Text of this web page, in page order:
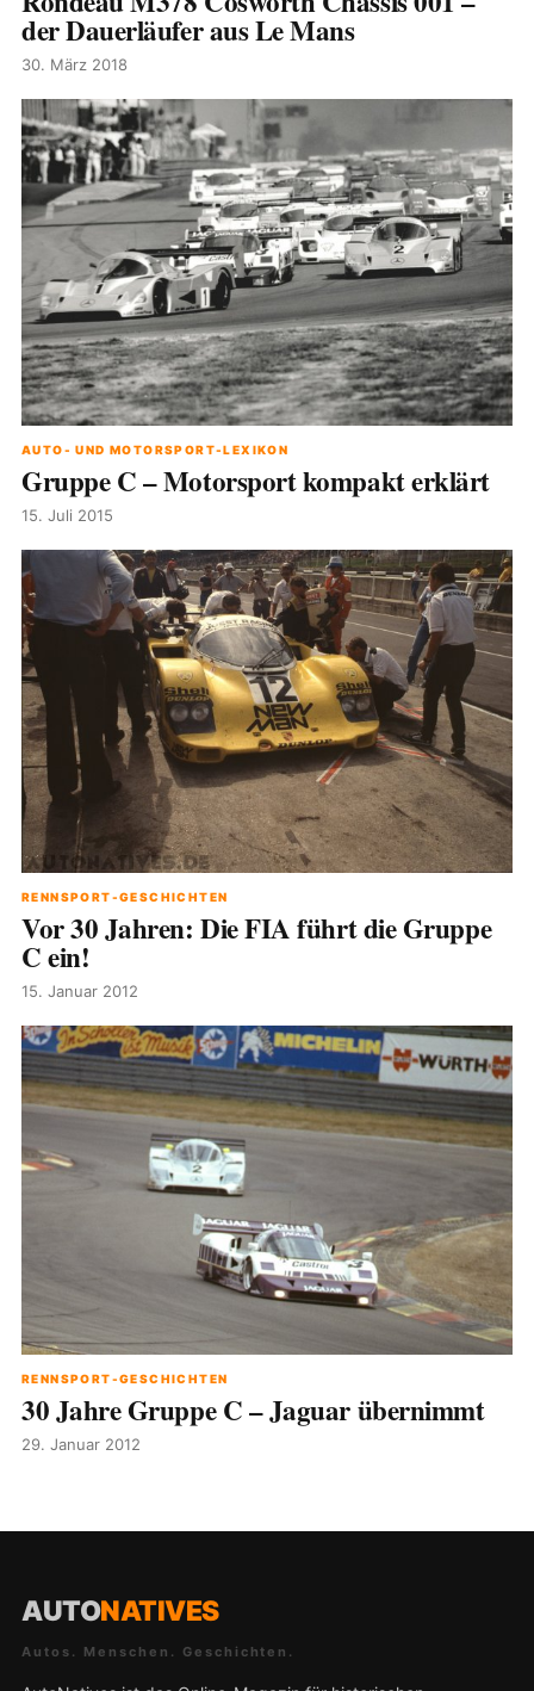
der Dauerläufer aus Le Mans
30. März 2018
AUTO- UND MOTORSPORT-LEXIKON
Gruppe C – Motorsport kompakt erklärt
15. Juli 2015
RENNSPORT-GESCHICHTEN
Vor 30 Jahren: Die FIA führt die Gruppe
C ein!
15. Januar 2012
RENNSPORT-GESCHICHTEN
30 Jahre Gruppe C – Jaguar übernimmt
29. Januar 2012
AUTONATIVES
Autos. Menschen. Geschichten.